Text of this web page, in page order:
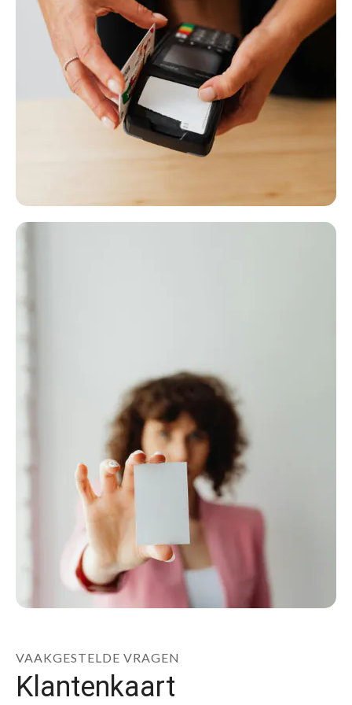
originele verpakking en voorzien van het originele
prijskaartje!
VAAKGESTELDE VRAGEN
Klantenkaart